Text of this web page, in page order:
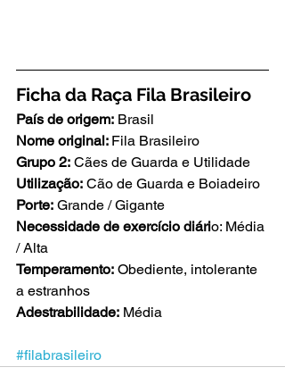
Ficha da Raça Fila Brasileiro
País de origem: Brasil
Nome original: Fila Brasileiro
Grupo 2: Cães de Guarda e Utilidade
Utilização: Cão de Guarda e Boiadeiro
Porte: Grande / Gigante
Necessidade de exercício diário: Média
/ Alta
Temperamento: Obediente, intolerante
a estranhos
Adestrabilidade: Média
#filabrasileiro